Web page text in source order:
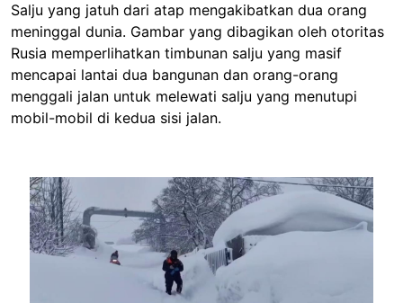
Salju yang jatuh dari atap mengakibatkan dua orang
meninggal dunia. Gambar yang dibagikan oleh otoritas
Rusia memperlihatkan timbunan salju yang masif
mencapai lantai dua bangunan dan orang-orang
menggali jalan untuk melewati salju yang menutupi
mobil-mobil di kedua sisi jalan.
Image